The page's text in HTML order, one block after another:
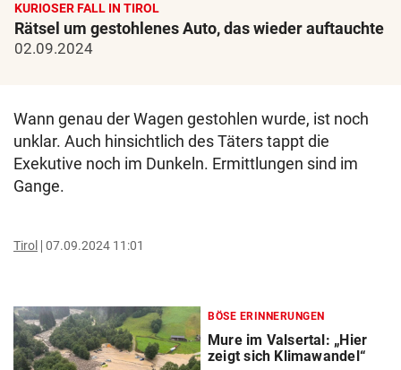
KURIOSER FALL IN TIROL
Rätsel um gestohlenes Auto, das wieder auftauchte
02.09.2024
Wann genau der Wagen gestohlen wurde, ist noch
unklar. Auch hinsichtlich des Täters tappt die
Exekutive noch im Dunkeln. Ermittlungen sind im
Gange.
Tirol 07.09.2024 11:01
BÖSE ERINNERUNGEN
Mure im Valsertal: „Hier
zeigt sich Klimawandel“